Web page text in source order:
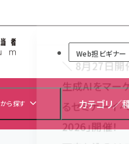
Web担当者Forum
Web担ビギナー
から探す カテゴリ／
＼ 8月27日
生成AIをマー
るセミナー
2026」開催！